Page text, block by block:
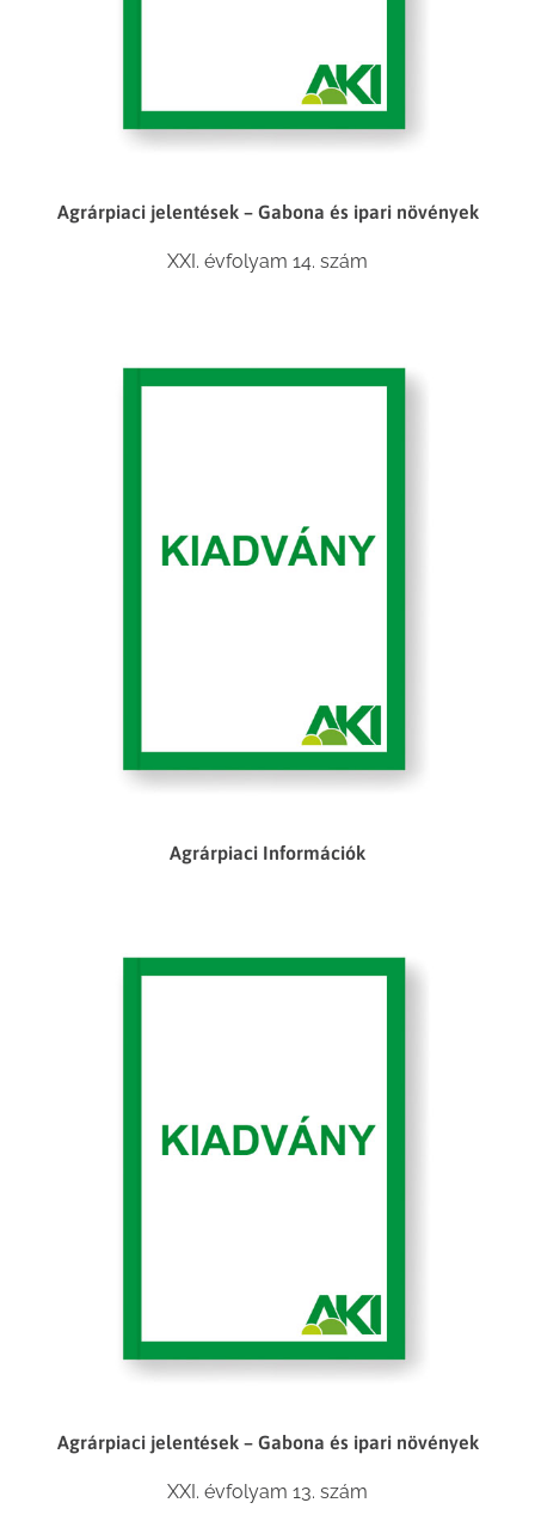
Agrárpiaci jelentések – Gabona és ipari növények
XXI. évfolyam 14. szám
Agrárpiaci Információk
Agrárpiaci jelentések – Gabona és ipari növények
XXI. évfolyam 13. szám